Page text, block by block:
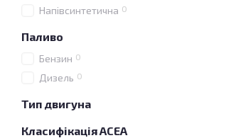
Напівсинтетична 0
Паливо
Бензин 0
Дизель 0
Тип двигуна
Класифікація ACEA